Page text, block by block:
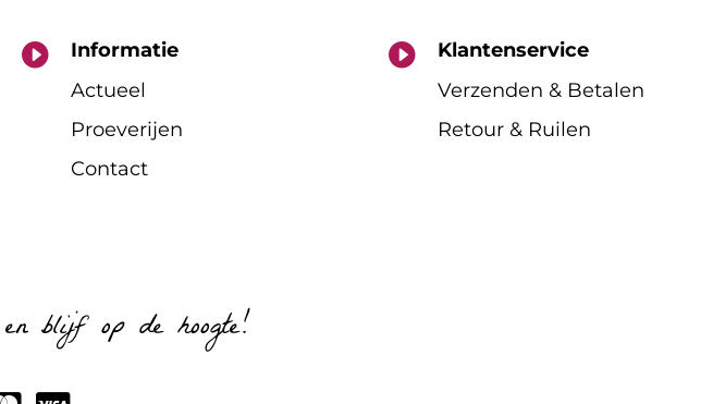

Informatie
Actueel
Proeverijen
Contact

Klantenservice
Verzenden & Betalen
Retour & Ruilen
en blijf op de hoogte!